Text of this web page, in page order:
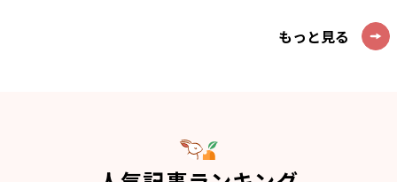
もっと見る